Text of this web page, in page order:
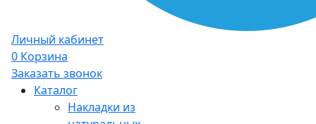
Личный кабинет
0 Корзина
Заказать звонок
Каталог
Накладки из